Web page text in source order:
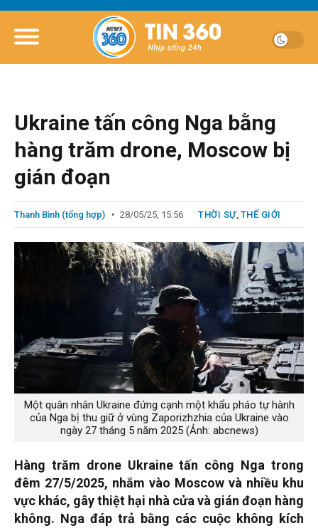
Ukraine tấn công Nga bằng
hàng trăm drone, Moscow bị
gián đoạn
Thanh Bình (tổng hợp) 28/05/25, 15:56 THỜI SỰ, THẾ GIỚI
Một quân nhân Ukraine đứng cạnh một khẩu pháo tự hành
của Nga bị thu giữ ở vùng Zaporizhzhia của Ukraine vào
ngày 27 tháng 5 năm 2025 (Ảnh: abcnews)
Hàng trăm drone Ukraine tấn công Nga trong
đêm 27/5/2025, nhắm vào Moscow và nhiều khu
vực khác, gây thiệt hại nhà cửa và gián đoạn hàng
không. Nga đáp trả bằng các cuộc không kích